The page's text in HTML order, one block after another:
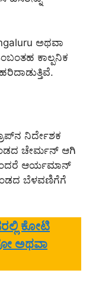
ಅಥವಾ
ಕಾಲ್ಪನಿಕ
ನಿರ್ದೇಶಕ
ಚೇರ್ಮನ್ ಆಗಿ
ಆರ್ಯಮಾನ್
ತಂಡದ ಬೆಳವಣಿಗೆಗೆ
ಕೋಟಿ
ಅಥವಾ